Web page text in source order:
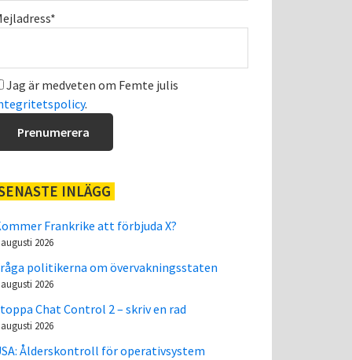
Jag är medveten om Femte julis
.
INLÄGG
Frankrike att förbjuda X?
2026
politikerna om övervakningsstaten
2026
Chat Control 2 – skriv en rad
2026
Ålderskontroll för operativsystem